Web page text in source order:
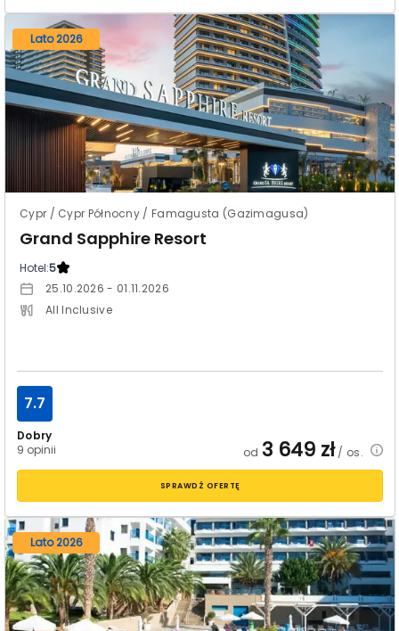
Lato 2026
Cypr / Cypr Północny / Famagusta (Gazimagusa)
Grand Sapphire Resort
Hotel:5
25.10.2026 - 01.11.2026
All Inclusive
Dobry
9 opinii
7.7
od 3 649 zł/ os.
SPRAWDŹ OFERTĘ
Lato 2026